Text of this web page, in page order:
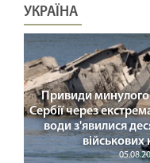
ДУХОВНИЙ ЕКВАЛАЙЗЕР /
файно
03.02.2025
ДОРОГОЮ СМЕРТІ /1490/
03.02.2025
УКРАЇНА
Привиди
Сербії через
води з'явилися
військових